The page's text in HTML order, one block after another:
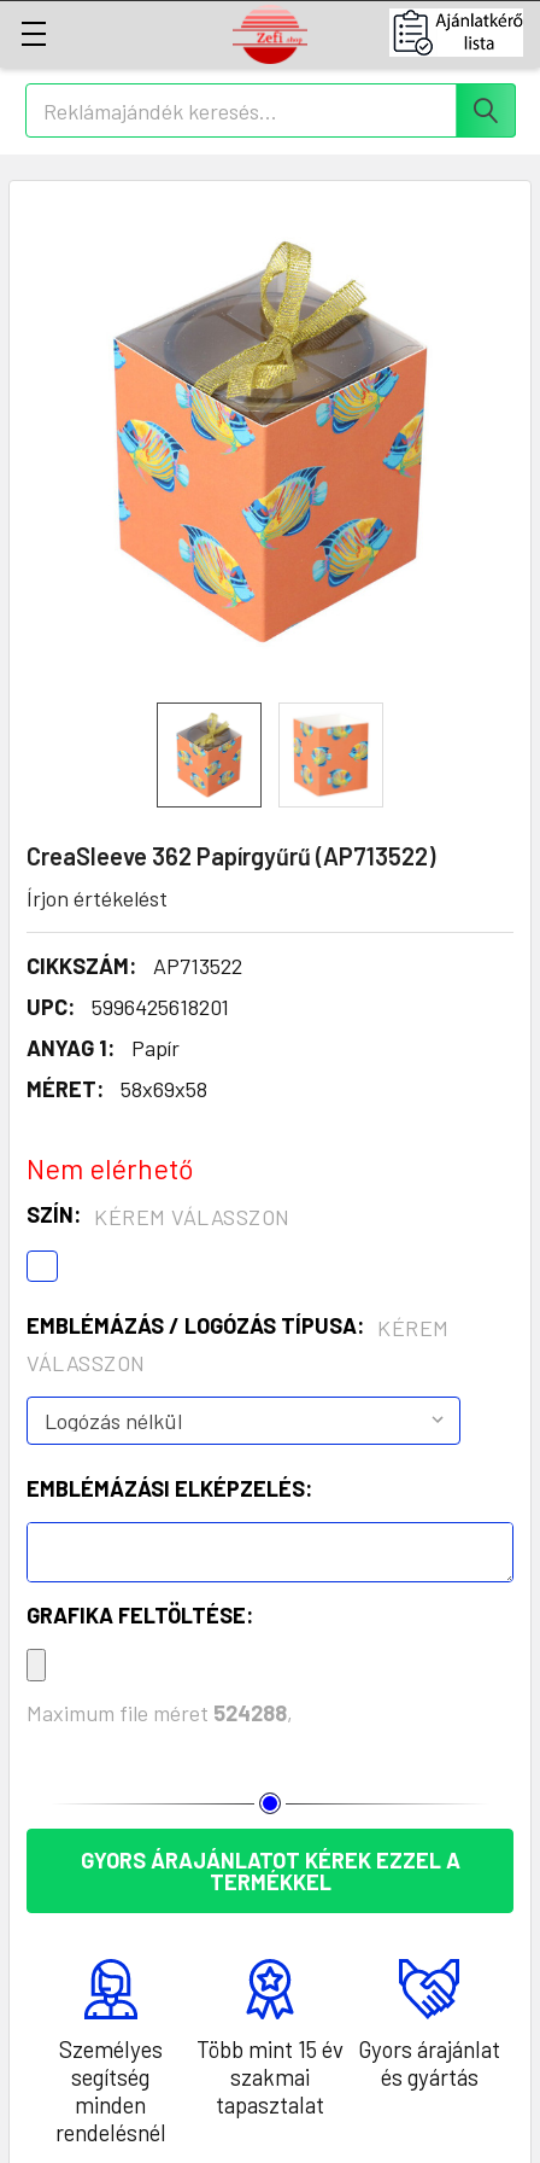
Keresés
CreaSleeve 362 Papírgyűrű (AP713522)
Írjon értékelést
CIKKSZÁM:
AP713522
UPC:
5996425618201
ANYAG 1:
Papír
MÉRET:
58x69x58
Nem elérhető
SZÍN: KÉREM VÁLASSZON
EMBLÉMÁZÁS / LOGÓZÁS TÍPUSA:
KÉREM
VÁLASSZON
EMBLÉMÁZÁSI ELKÉPZELÉS:
GRAFIKA FELTÖLTÉSE:
Maximum file méret 524288,
GYORS ÁRAJÁNLATOT KÉREK EZZEL A
TERMÉKKEL
Személyes
segítség
minden
rendelésnél
Több mint 15 év
szakmai
tapasztalat
Gyors árajánlat
és gyártás